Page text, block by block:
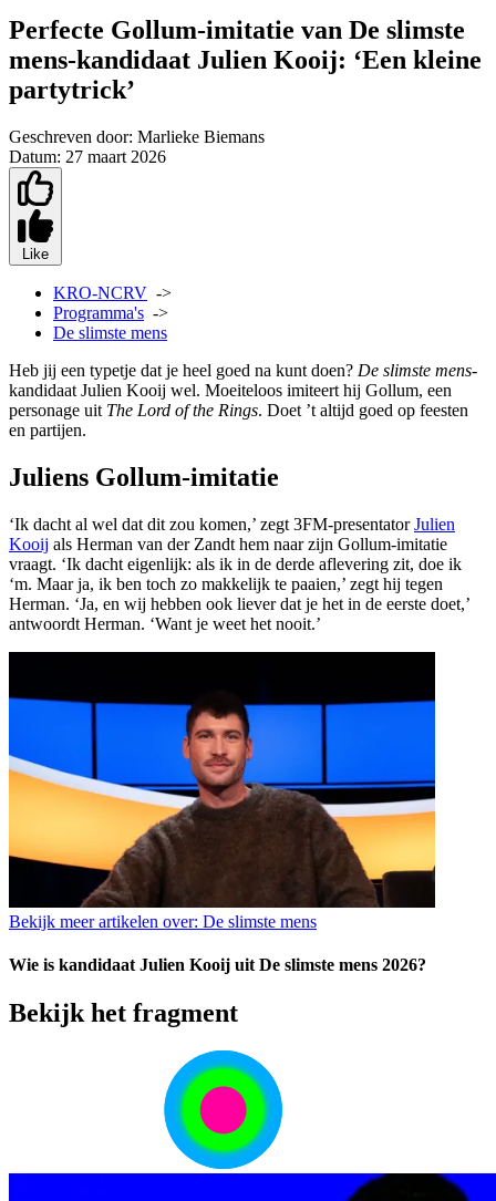
Perfecte Gollum-imitatie van De slimste
mens-kandidaat Julien Kooij: ‘Een kleine
partytrick’
Geschreven door: Marlieke Biemans
Datum: 27 maart 2026
Like
KRO-NCRV ->
Programma's ->
De slimste mens
Heb jij een typetje dat je heel goed na kunt doen? De slimste mens-
kandidaat Julien Kooij wel. Moeiteloos imiteert hij Gollum, een
personage uit The Lord of the Rings. Doet ’t altijd goed op feesten
en partijen.
Juliens Gollum-imitatie
‘Ik dacht al wel dat dit zou komen,’ zegt 3FM-presentatorJulien
Kooij als Herman van der Zandt hem naar zijn Gollum-imitatie
vraagt. ‘Ik dacht eigenlijk: als ik in de derde aflevering zit, doe ik
‘m. Maar ja, ik ben toch zo makkelijk te paaien,’ zegt hij tegen
Herman. ‘Ja, en wij hebben ook liever dat je het in de eerste doet,’
antwoordt Herman. ‘Want je weet het nooit.’
Bekijk meer artikelen over: De slimste mens
Wie is kandidaat Julien Kooij uit De slimste mens 2026?
Bekijk het fragment